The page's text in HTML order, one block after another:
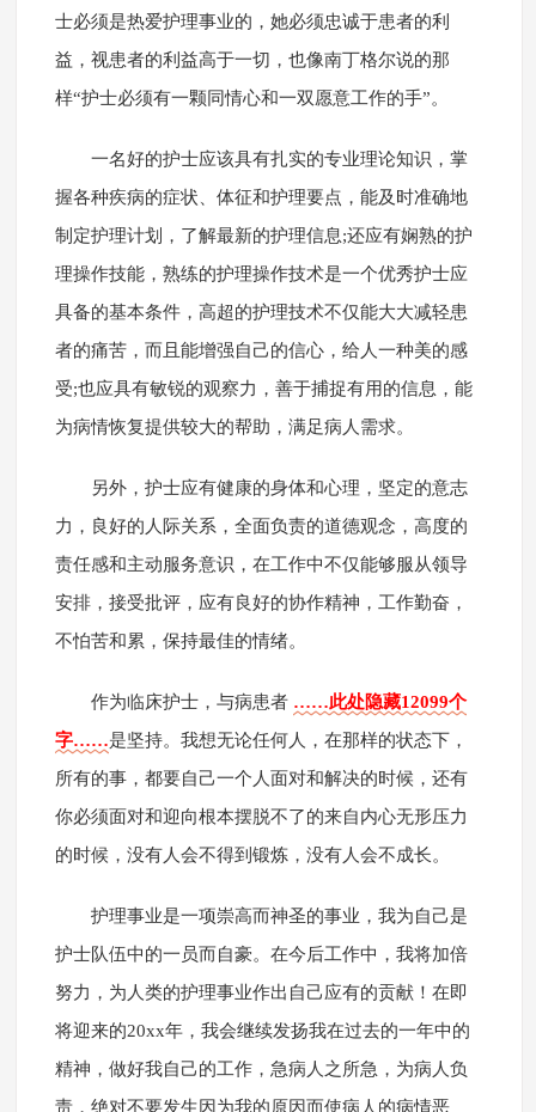
士必须是热爱护理事业的，她必须忠诚于患者的利
益，视患者的利益高于一切，也像南丁格尔说的那
样“护士必须有一颗同情心和一双愿意工作的手”。
一名好的护士应该具有扎实的专业理论知识，掌
握各种疾病的症状、体征和护理要点，能及时准确地
制定护理计划，了解最新的护理信息;还应有娴熟的护
理操作技能，熟练的护理操作技术是一个优秀护士应
具备的基本条件，高超的护理技术不仅能大大减轻患
者的痛苦，而且能增强自己的信心，给人一种美的感
受;也应具有敏锐的观察力，善于捕捉有用的信息，能
为病情恢复提供较大的帮助，满足病人需求。
另外，护士应有健康的身体和心理，坚定的意志
力，良好的人际关系，全面负责的道德观念，高度的
责任感和主动服务意识，在工作中不仅能够服从领导
安排，接受批评，应有良好的协作精神，工作勤奋，
不怕苦和累，保持最佳的情绪。
作为临床护士，与病患者 ……此处隐藏12099个
字……是坚持。我想无论任何人，在那样的状态下，
所有的事，都要自己一个人面对和解决的时候，还有
你必须面对和迎向根本摆脱不了的来自内心无形压力
的时候，没有人会不得到锻炼，没有人会不成长。
护理事业是一项崇高而神圣的事业，我为自己是
护士队伍中的一员而自豪。在今后工作中，我将加倍
努力，为人类的护理事业作出自己应有的贡献！在即
将迎来的20xx年，我会继续发扬我在过去的一年中的
精神，做好我自己的工作，急病人之所急，为病人负
责，绝对不要发生因为我的原因而使病人的病情恶